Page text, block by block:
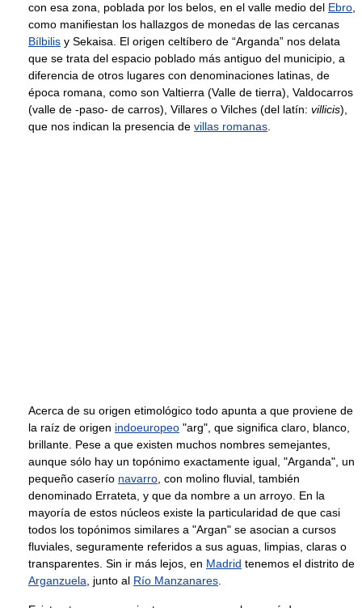
con esa zona, poblada por los belos, en el valle medio del Ebro,
como manifiestan los hallazgos de monedas de las cercanas
Bílbilis y Sekaisa. El origen celtíbero de “Arganda” nos delata
que se trata del espacio poblado más antiguo del municipio, a
diferencia de otros lugares con denominaciones latinas, de
época romana, como son Valtierra (Valle de tierra), Valdocarros
(valle de -paso- de carros), Villares o Vilches (del latín: villicis),
que nos indican la presencia de villas romanas.
Acerca de su origen etimológico todo apunta a que proviene de
la raíz de origen indoeuropeo "arg", que significa claro, blanco,
brillante. Pese a que existen muchos nombres semejantes,
aunque sólo hay un topónimo exactamente igual, "Arganda", un
pequeño caserío navarro, con molino fluvial, también
denominado Errateta, y que da nombre a un arroyo. En la
mayoría de estos núcleos existe la particularidad de que casi
todos los topónimos similares a "Argan" se asocian a cursos
fluviales, seguramente referidos a sus aguas, limpias, claras o
transparentes. Sin ir más lejos, en Madrid tenemos el distrito de
Arganzuela, junto al Río Manzanares.